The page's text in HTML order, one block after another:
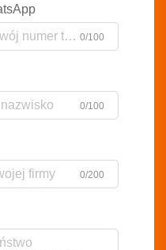
0/100
0/100
0/200